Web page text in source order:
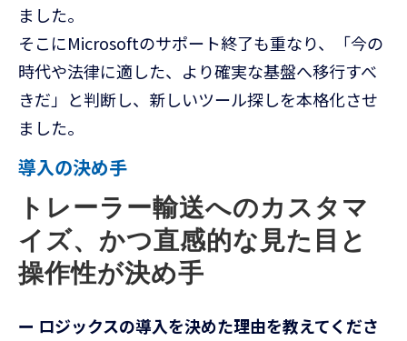
ました。
そこにMicrosoftのサポート終了も重なり、「今の
時代や法律に適した、より確実な基盤へ移行すべ
きだ」と判断し、新しいツール探しを本格化させ
ました。
導入の決め手
トレーラー輸送へのカスタマ
イズ、かつ直感的な見た目と
操作性が決め手
ー ロジックスの導入を決めた理由を教えてくださ